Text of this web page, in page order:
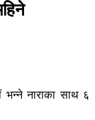
भन्ने नाराका साथ ६